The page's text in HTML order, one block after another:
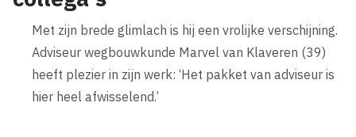
Met zijn brede glimlach is hij een vrolijke verschijning.
Adviseur wegbouwkunde Marvel van Klaveren (39)
heeft plezier in zijn werk: ‘Het pakket van adviseur is
hier heel afwisselend.’